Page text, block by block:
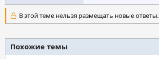
В этой теме нельзя размещать новые ответы.
Похожие темы